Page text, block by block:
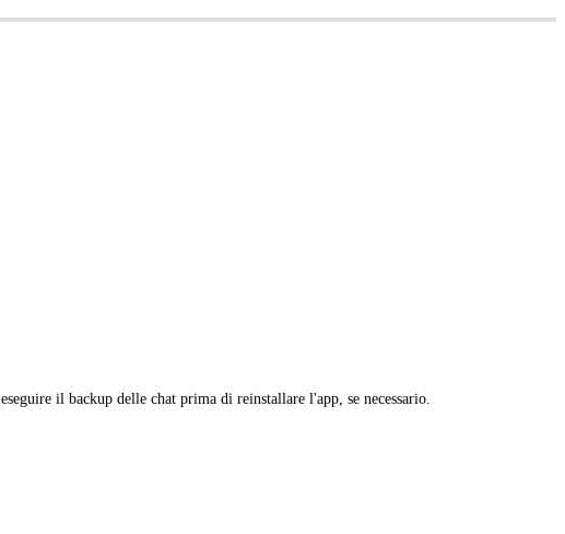
il backup delle chat prima di reinstallare l'app, se necessario.